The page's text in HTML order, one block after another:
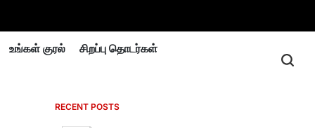
உங்கள் குரல் சிறப்பு தொடர்கள்
RECENT POSTS